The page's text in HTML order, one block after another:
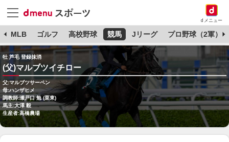
dメニュー
MLB ゴルフ 高校野球 競馬 Jリーグ プロ野球（2軍）
牡 芦毛 登録抹消
(父)マルブツイチロー
父:マルブツサーペン
母:ハンザヒメ
調教師:瀬戸口 勉 (栗東)
馬主:大澤 毅
生産者:高橋農場